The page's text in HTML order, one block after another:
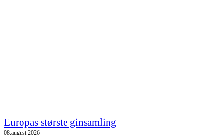
Europas største ginsamling
08.august 2026